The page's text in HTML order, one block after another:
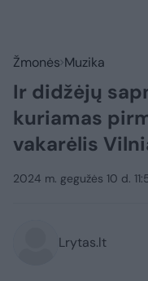
Žmonės Muzika
Ir didžėjų
kuriamas
vakarėlis
2024 m. gegužės 10 d.
Lrytas.lt